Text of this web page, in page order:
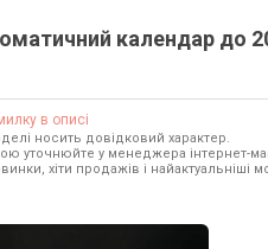
календар до
в описі
носить довідковий характер.
уточнюйте у менеджера інтернет-
хіти продажів і найактуальніші